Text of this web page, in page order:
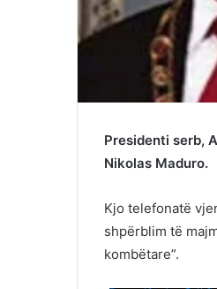
Presidenti serb,
Nikolas Maduro.
Kjo telefonatë
shpërblim të
kombëtare”.